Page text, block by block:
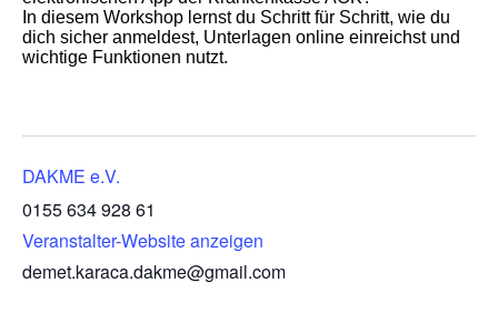
In diesem Workshop lernst du Schritt für Schritt, wie du
dich sicher anmeldest, Unterlagen online einreichst und
wichtige Funktionen nutzt.
DAKME e.V.
0155 634 928 61
Veranstalter-Website anzeigen
demet.karaca.dakme@gmail.com